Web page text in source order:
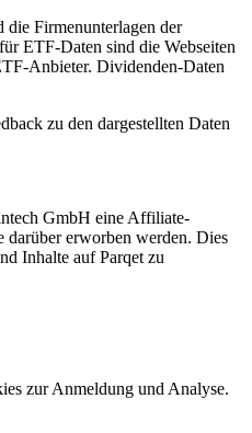
die Firmenunterlagen der
ETF-Daten sind die Webseiten
Anbieter. Dividenden-Daten
zu den dargestellten Daten
GmbH eine Affiliate-
darüber erworben werden. Dies
Inhalte auf Parqet zu
zur Anmeldung und Analyse.